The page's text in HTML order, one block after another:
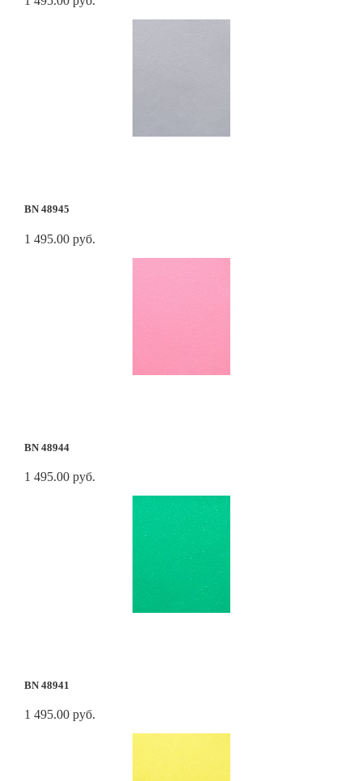
BN 48945
1 495.00 руб.
BN 48944
1 495.00 руб.
BN 48941
1 495.00 руб.